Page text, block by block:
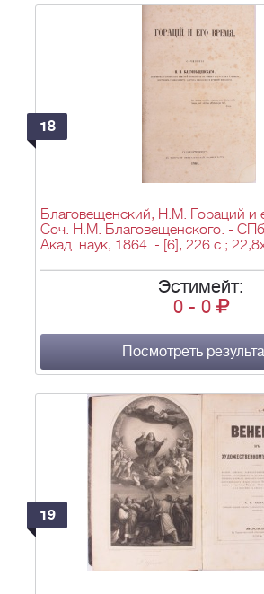
18
Благовещенский, Н.М. Гораций и
Соч. Н.М. Благовещенского. -
Акад. наук, 1864. - [6], 226 с.;
Эстимейт:
0 - 0
Посмотреть
19